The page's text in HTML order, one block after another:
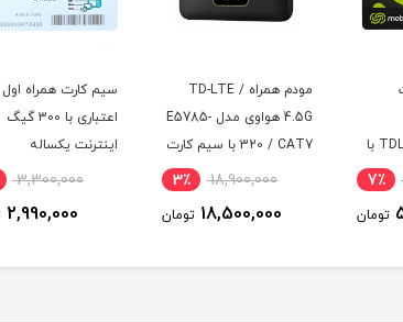
مودم همراه TD-LTE /
4.5G هواوی مدل E5785-
320 / CAT7 با سیم کارت
18,900,000 3٪
18,500,000 تومان
سیم کارت همراه اول
اعتباری با 300 گیگ
اینترنت یکساله
3,300,000 10٪
2,990,000 تومان